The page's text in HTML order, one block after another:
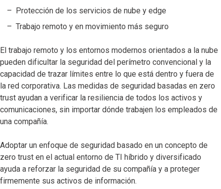
Protección de los servicios de nube y edge
Trabajo remoto y en movimiento más seguro
El trabajo remoto y los entornos modernos orientados a la nube
pueden dificultar la seguridad del perímetro convencional y la
capacidad de trazar límites entre lo que está dentro y fuera de
la red corporativa. Las medidas de seguridad basadas en zero
trust ayudan a verificar la resiliencia de todos los activos y
comunicaciones, sin importar dónde trabajen los empleados de
una compañía.
Adoptar un enfoque de seguridad basado en un concepto de
zero trust en el actual entorno de TI híbrido y diversificado
ayuda a reforzar la seguridad de su compañía y a proteger
firmemente sus activos de información.